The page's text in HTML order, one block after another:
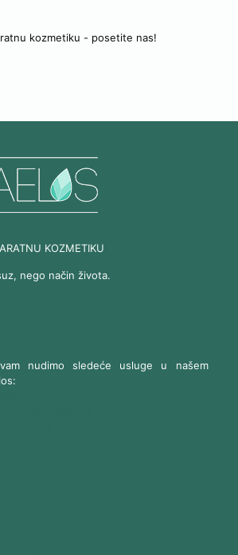
kozmetiku - posetite nas!
KOZMETIKU
nego način života.
nudimo sledeće usluge u našem